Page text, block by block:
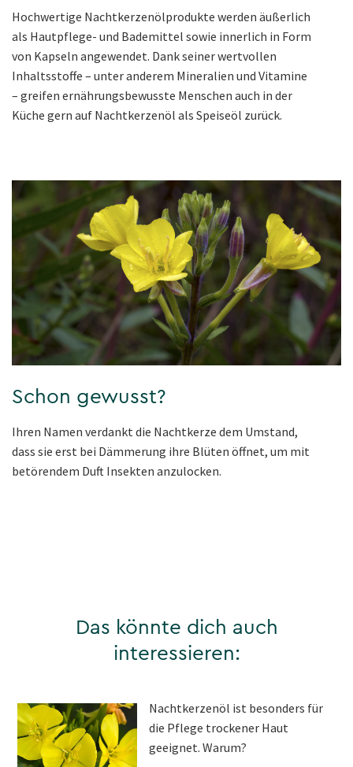
Hochwertige Nachtkerzenölprodukte werden äußerlich
als Hautpflege- und Bademittel sowie innerlich in Form
von Kapseln angewendet. Dank seiner wertvollen
Inhaltsstoffe – unter anderem Mineralien und Vitamine
– greifen ernährungsbewusste Menschen auch in der
Küche gern auf Nachtkerzenöl als Speiseöl zurück.
Schon gewusst?
Ihren Namen verdankt die Nachtkerze dem Umstand,
dass sie erst bei Dämmerung ihre Blüten öffnet, um mit
betörendem Duft Insekten anzulocken.
Das könnte dich auch
interessieren:
Nachtkerzenöl ist besonders für
die Pflege trockener Haut
geeignet. Warum?